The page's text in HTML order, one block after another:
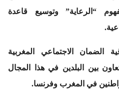
“الرعاية” وتوسيع قاعدة
الضمان الاجتماعي المغربية
بين البلدين في هذا المجال
في المغرب وفرنسا.